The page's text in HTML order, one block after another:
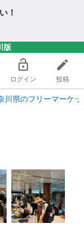
！
版
ログイン 投稿
川県のフリーマーケッ